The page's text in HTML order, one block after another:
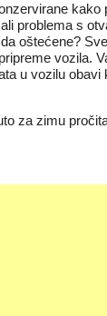
kako
problema s
oštećene?
vozila.
u vozilu obavi
za zimu